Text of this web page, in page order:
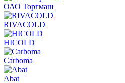
ОАО Торгмаш
RIVACOLD
HICOLD
Carboma
Abat